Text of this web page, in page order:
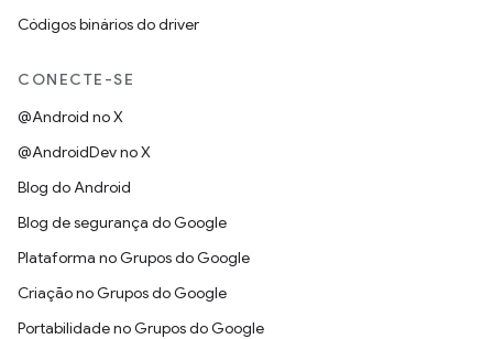
Códigos binários do driver
CONECTE-SE
@Android no X
@AndroidDev no X
Blog do Android
Blog de segurança do Google
Plataforma no Grupos do Google
Criação no Grupos do Google
Portabilidade no Grupos do Google